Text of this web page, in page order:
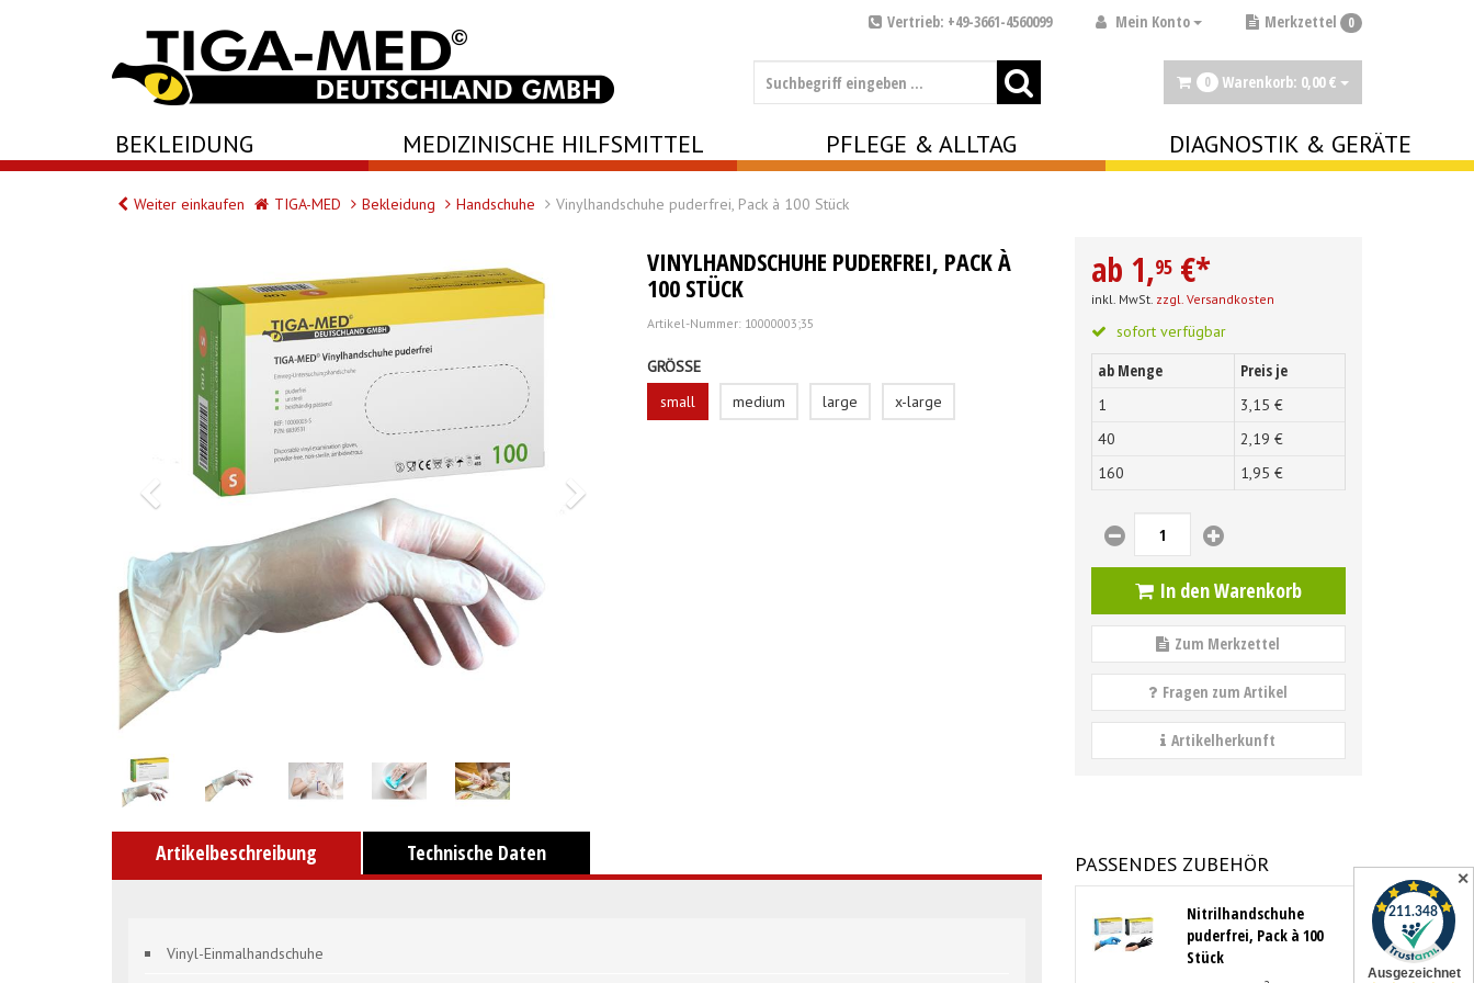
✕
Merkzettel 0
Mein Konto
Vertrieb: +49-3661-4560099
0 Warenkorb: 0,00 €
BEKLEIDUNG MEDIZINISCHE HILFSMITTEL PFLEGE & ALLTAG DIAGNOSTIK & GERÄTE
Weiter einkaufen TIGA-MED Bekleidung Handschuhe Vinylhandschuhe puderfrei, Pack à 100 Stück
VINYLHANDSCHUHE PUDERFREI, PACK À
100 STÜCK
Artikel-Nummer: 10000003;35
GRÖSSE
small
medium large x-large
ab 1,95 €*
inkl. MwSt. zzgl. Versandkosten
sofort verfügbar
ab Menge Preis je
1 3,15 €
40
2,19 €
160
1,95 €
In den Warenkorb
Zum Merkzettel
Fragen zum Artikel
Artikelherkunft
Artikelbeschreibung Technische Daten
Vinyl-Einmalhandschuhe
PASSENDES ZUBEHÖR
Nitrilhandschuhe
puderfrei, Pack à 100
Stück